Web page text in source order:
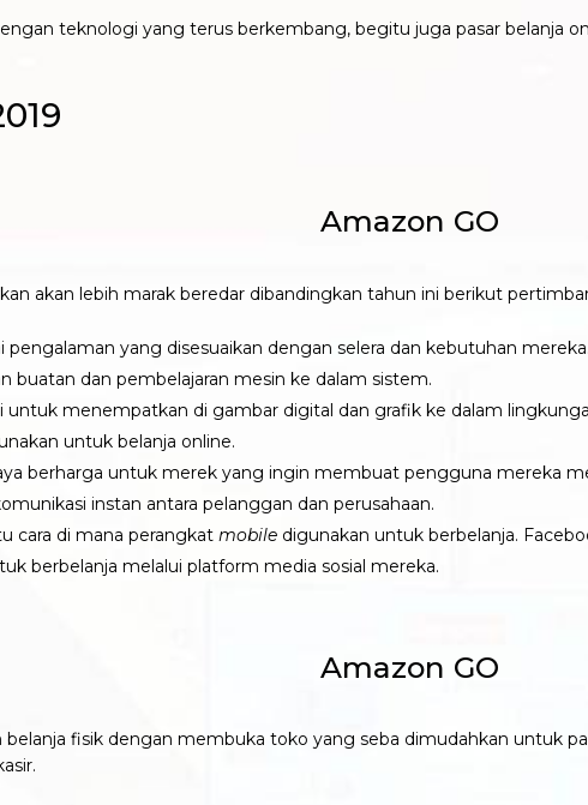
teknologi yang terus berkembang, begitu juga pasar belanja
akan lebih marak beredar dibandingkan tahun ini berikut
pengalaman yang disesuaikan dengan selera dan kebutuhan
buatan dan pembelajaran mesin ke dalam sistem.
untuk menempatkan di gambar digital dan grafik ke dalam
untuk belanja online.
berharga untuk merek yang ingin membuat pengguna mereka
instan antara pelanggan dan perusahaan.
cara di mana perangkat mobile digunakan untuk berbelanja.
berbelanja melalui platform media sosial mereka.
fisik dengan membuka toko yang seba dimudahkan untuk